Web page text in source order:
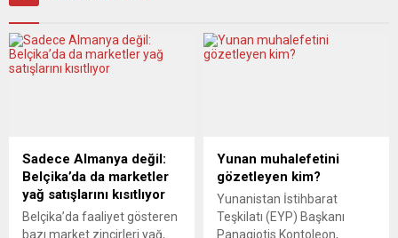
Sadece Almanya değil:
Belçika’da da marketler
yağ satışlarını kısıtlıyor
Belçika’da faaliyet gösteren
bazı market zincirleri yağ,
Yunan muhalefetini
gözetleyen kim?
Yunanistan İstihbarat
Teşkilatı (EYP) Başkanı
Panagiotis Kontoleon,